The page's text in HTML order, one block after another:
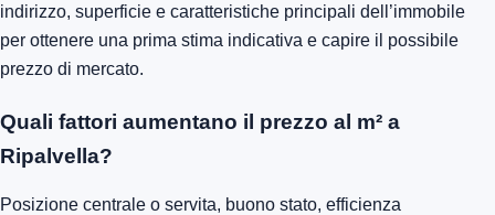
indirizzo, superficie e caratteristiche principali dell’immobile
per ottenere una prima stima indicativa e capire il possibile
prezzo di mercato.
Quali fattori aumentano il prezzo al m² a
Ripalvella?
Posizione centrale o servita, buono stato, efficienza